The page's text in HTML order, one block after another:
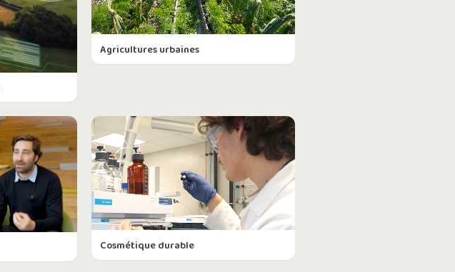
Agricultures urbaines
Cosmétique durable